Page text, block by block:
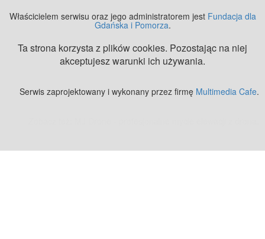
Właścicielem serwisu oraz jego administratorem jest Fundacja dla
Gdańska i Pomorza.
Ta strona korzysta z plików cookies. Pozostając na niej
akceptujesz warunki ich używania.
Serwis zaprojektowany i wykonany przez firmę Multimedia Cafe.